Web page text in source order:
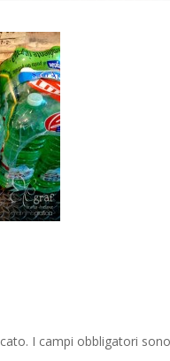
I campi obbligatori